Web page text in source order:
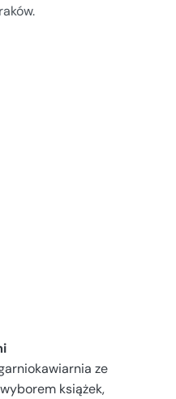
ze
książek,